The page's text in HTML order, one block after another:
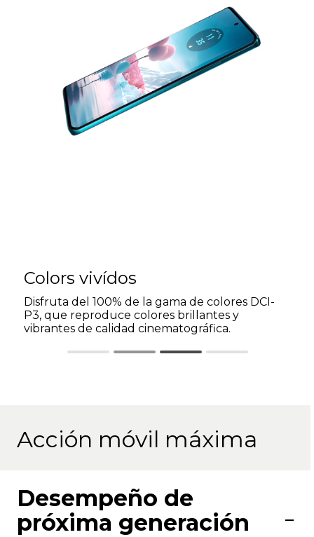
Colors vivídos
Disfruta del 100% de la gama de colores DCI-
P3, que reproduce colores brillantes y
vibrantes de calidad cinematográfica.
Acción móvil máxima
Desempeño de
próxima generación